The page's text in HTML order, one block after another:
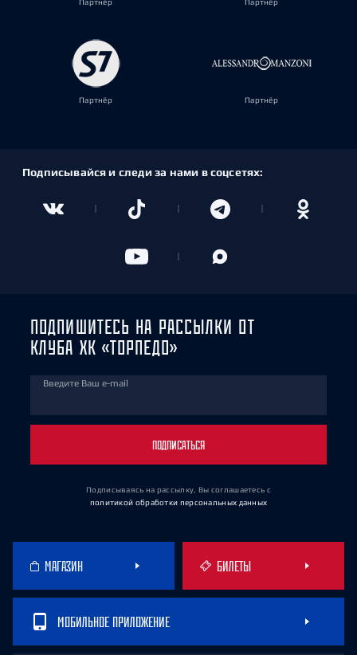
Партнёр Партнёр
Партнёр Партнёр
Подписывайся и следи за нами в соцсетях:
ПОДПИШИТЕСЬ НА РАССЫЛКИ ОТ
КЛУБА ХК «ТОРПЕДО»
Введите Ваш e-mail
ПОДПИСАТЬСЯ
Подписываясь на рассылку, Вы соглашаетесь с
политикой обработки персональных данных
МАГАЗИН БИЛЕТЫ
МОБИЛЬНОЕ ПРИЛОЖЕНИЕ